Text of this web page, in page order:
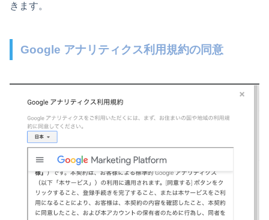
きます。
Google アナリティクス利用規約の同意